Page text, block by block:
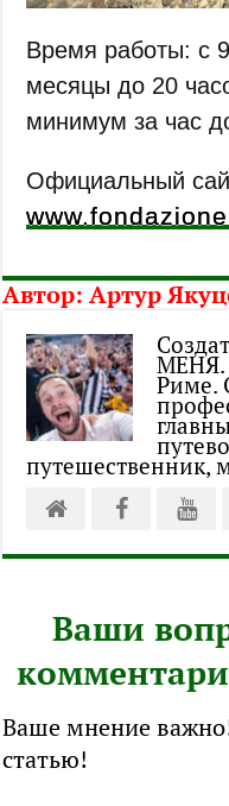
Время работы: с
месяцы до 20
минимум за час
Официальный
Автор:Артур
МЕНЯ.
Риме.
путешественник,
Ваши
Ваше мнение
статью!